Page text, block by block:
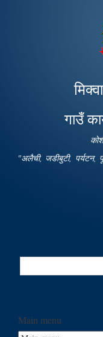
गाउँ
"अलैची, जडीबुटी, पर्यटन,
Search
Main menu